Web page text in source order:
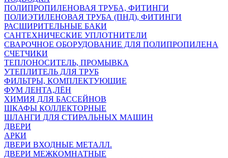
ПОЛИПРОПИЛЕНОВАЯ ТРУБА, ФИТИНГИ
ПОЛИЭТИЛЕНОВАЯ ТРУБА (ПНД), ФИТИНГИ
РАСШИРИТЕЛЬНЫЕ БАКИ
САНТЕХНИЧЕСКИЕ УПЛОТНИТЕЛИ
СВАРОЧНОЕ ОБОРУДОВАНИЕ ДЛЯ ПОЛИПРОПИЛЕНА
СЧЕТЧИКИ
ТЕПЛОНОСИТЕЛЬ, ПРОМЫВКА
УТЕПЛИТЕЛЬ ДЛЯ ТРУБ
ФИЛЬТРЫ, КОМПЛЕКТУЮЩИЕ
ФУМ ЛЕНТА,ЛЁН
ХИМИЯ ДЛЯ БАССЕЙНОВ
ШКАФЫ КОЛЛЕКТОРНЫЕ
ШЛАНГИ ДЛЯ СТИРАЛЬНЫХ МАШИН
ДВЕРИ
АРКИ
ДВЕРИ ВХОДНЫЕ МЕТАЛЛ.
ДВЕРИ МЕЖКОМНАТНЫЕ